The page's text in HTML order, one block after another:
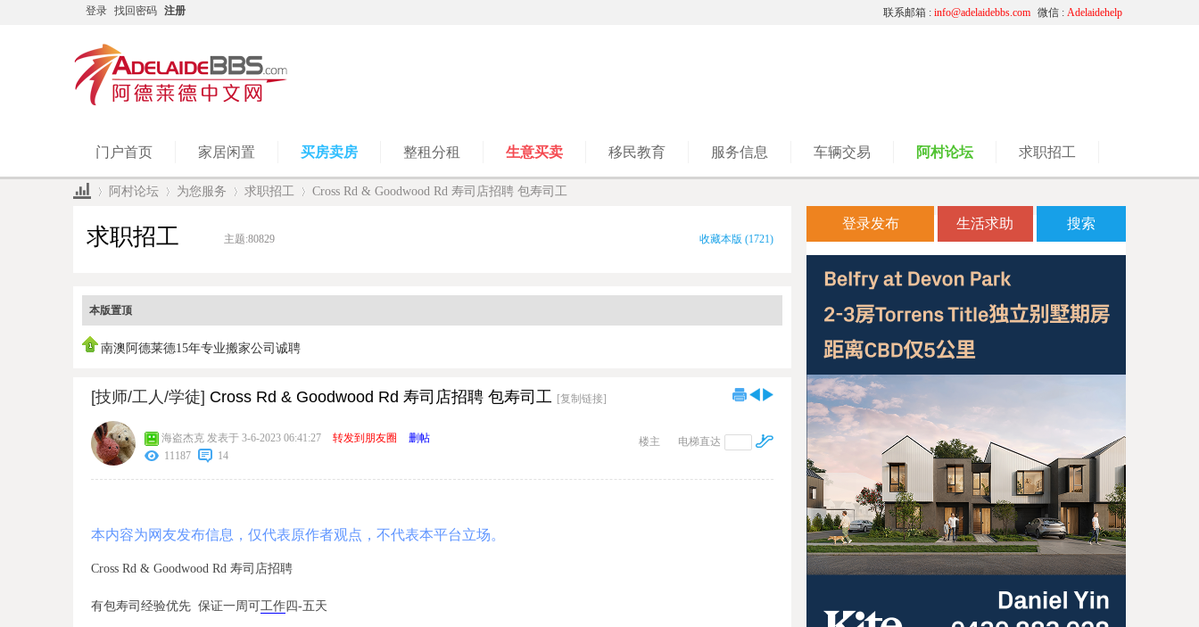
登录 找回密码 注册 微信 : Adelaidehelp
联系邮箱 : info@adelaidebbs.com
门户首页 家居闲置 买房卖房 整租分租 生意买卖 移民教育 服务信息 车辆交易 阿村论坛 求职招工
阿村论坛 为您服务 求职招工 Cross Rd & Goodwood Rd 寿司店招聘 包寿司工
求职招工 主题:80829 收藏本版 (1721)
本版置顶
南澳阿德莱德15年专业搬家公司诚聘
[技师/工人/学徒] Cross Rd & Goodwood Rd 寿司店招聘 包寿司工 [复制链接]
电梯直达
楼主
海盗杰克 发表于 3-6-2023 06:41:27 转发到朋友圈
删帖
11187
14
本内容为网友发布信息，仅代表原作者观点，不代表本平台立场。
Cross Rd & Goodwood Rd 寿司店招聘
有包寿司经验优先 保证一周可工作四-五天
登录发布 生活求助 搜索